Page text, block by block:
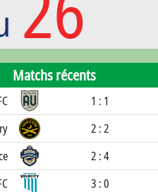
Matchs récents
1 : 1
2 : 2
2 : 4
3 : 0